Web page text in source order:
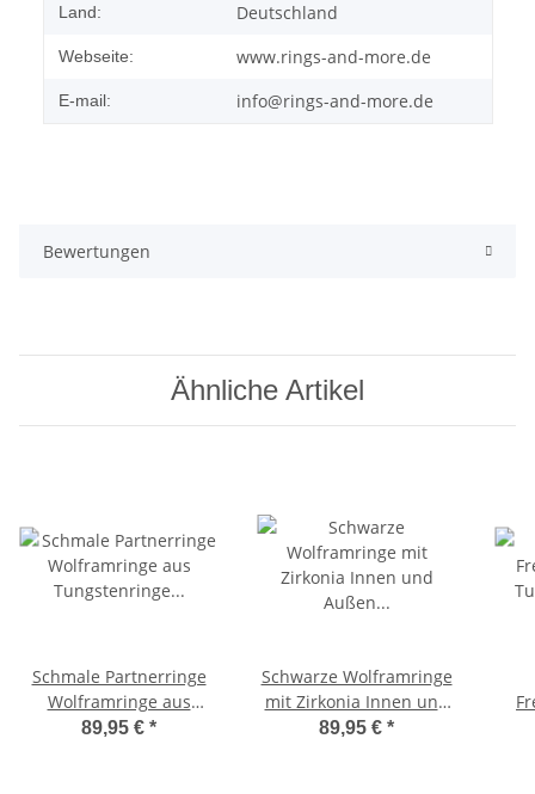
Land: Deutschland
Webseite: www.rings-and-more.de
E-mail: info@rings-and-more.de
Bewertungen
Ähnliche Artikel
Schmale Partnerringe
Wolframringe aus
Tungstenringe für
89,95 € *
Schwarze Wolframringe
mit Zirkonia Innen und
Außen Lasergravur
89,95 € *